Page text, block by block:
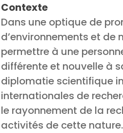
Contexte
Dans une optique de
d’environnements et
permettre à une
différente et nouvelle à
diplomatie scientifique
internationales de
le rayonnement de la
activités de cette nature.